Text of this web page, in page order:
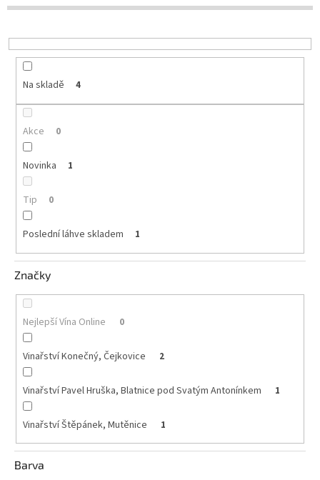
k
vínu
Akční
nabídka
Dárkové
poukazy
Získat
Blog
a
Svatomartinské
víno
Prodej
vína
nabídka
Poslední
láhve
skladem
vína
Klarety
k
t
Na skladě 4
Akce 0
Novinka 1
Tip 0
Poslední láhve skladem 1
Značky
Nejlepší Vína Online 0
Vinařství Konečný, Čejkovice 2
Vinařství Pavel Hruška, Blatnice pod Svatým Antonínkem 1
Vinařství Štěpánek, Mutěnice 1
Barva